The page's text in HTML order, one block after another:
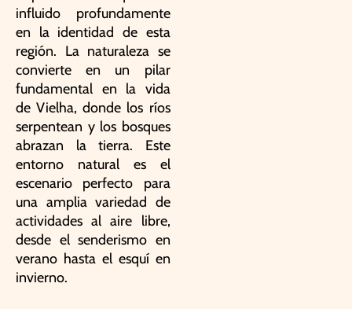
influido profundamente
en la identidad de esta
región. La naturaleza se
convierte en un pilar
fundamental en la vida
de Vielha, donde los ríos
serpentean y los bosques
abrazan la tierra. Este
entorno natural es el
escenario perfecto para
una amplia variedad de
actividades al aire libre,
desde el senderismo en
verano hasta el esquí en
invierno.